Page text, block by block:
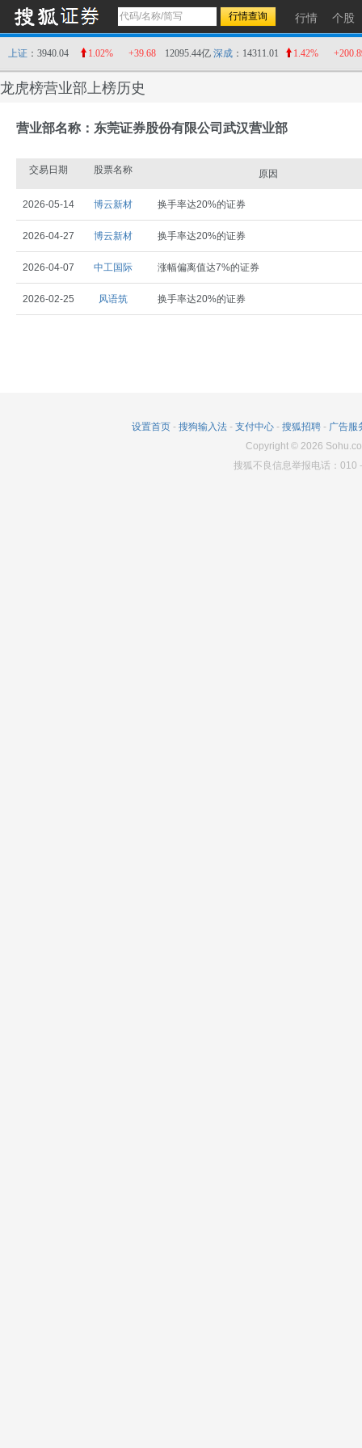
行情 个股
上证 ：3940.04 1.02% +39.68 12095.44亿 深成 ：14311.01 1.42%
龙虎榜营业部上榜历史
营业部名称：东莞证券股份有限公司武汉营业部
交易日期 股票名称 原因
2026-05-14 博云新材 换手率达20%的证券
2026-04-27 博云新材 换手率达20%的证券
2026-04-07 中工国际 涨幅偏离值达7%的证券
2026-02-25 风语筑 换手率达20%的证券
设置首页 - 搜狗输入法 - 支付中心 - 搜狐招聘 - 广告服
Copyright© 2026
搜狐不良信息举报电话：010